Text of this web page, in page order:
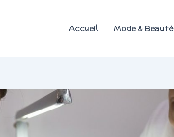
Accueil Mode & Beauté